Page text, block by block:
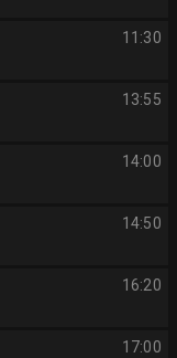
11:30
13:55
14:00
14:50
16:20
17:00